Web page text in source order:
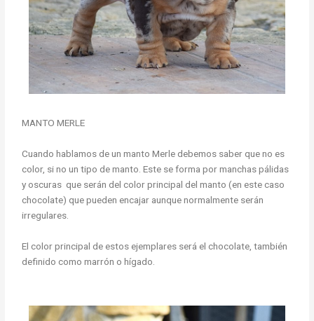
MANTO MERLE
Cuando hablamos de un manto Merle debemos saber que no es
color, si no un tipo de manto. Este se forma por manchas pálidas
y oscuras que serán del color principal del manto (en este caso
chocolate) que pueden encajar aunque normalmente serán
irregulares.
El color principal de estos ejemplares será el chocolate, también
definido como marrón o hígado.